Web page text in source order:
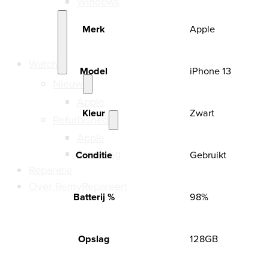
Refurbished
Samsung
Merk Apple
Model iPhone 13
Kleur Zwart
Conditie Gebruikt
Batterij % 98%
Opslag 128GB